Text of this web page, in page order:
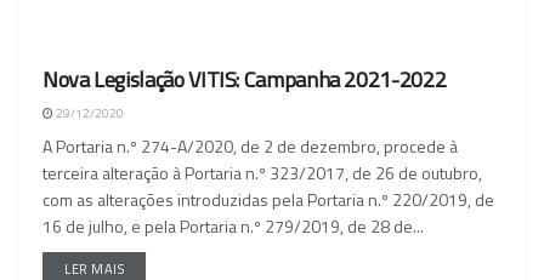
Nova Legislação VITIS: Campanha 2021-2022
29/12/2020
A Portaria n.º 274-A/2020, de 2 de dezembro, procede à
terceira alteração à Portaria n.º 323/2017, de 26 de outubro,
com as alterações introduzidas pela Portaria n.º 220/2019, de
16 de julho, e pela Portaria n.º 279/2019, de 28 de...
LER MAIS